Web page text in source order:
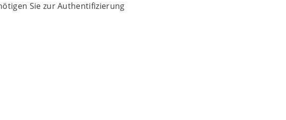
Sie zur Authentifizierung